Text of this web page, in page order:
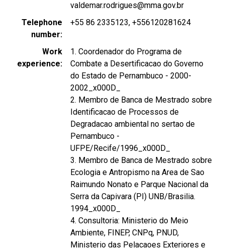
valdemar.rodrigues@mma.gov.br
Telephone
number
+55 86 2335123 +556120281624
Work
experience
1. Coordenador do Programa de
Combate a Desertificacao do Governo
do Estado de Pernambuco - 2000-
2002_x000D_
2. Membro de Banca de Mestrado sobre
Identificacao de Processos de
Degradacao ambiental no sertao de
Pernambuco -
UFPE/Recife/1996_x000D_
3. Membro de Banca de Mestrado sobre
Ecologia e Antropismo na Area de Sao
Raimundo Nonato e Parque Nacional da
Serra da Capivara (PI) UNB/Brasilia.
1994_x000D_
4. Consultoria: Ministerio do Meio
Ambiente, FINEP, CNPq, PNUD,
Ministerio das Pelacaoes Exteriores e